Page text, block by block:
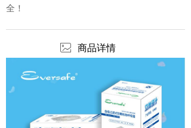
全！
商品详情
ꂈ